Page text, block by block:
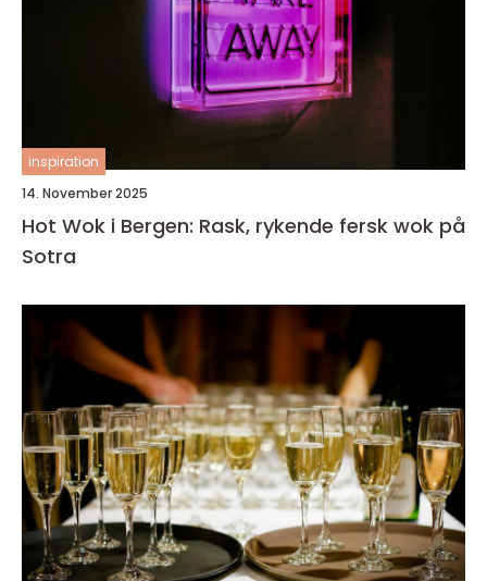
inspiration
14. November 2025
Hot Wok i Bergen: Rask, rykende fersk wok på
Sotra